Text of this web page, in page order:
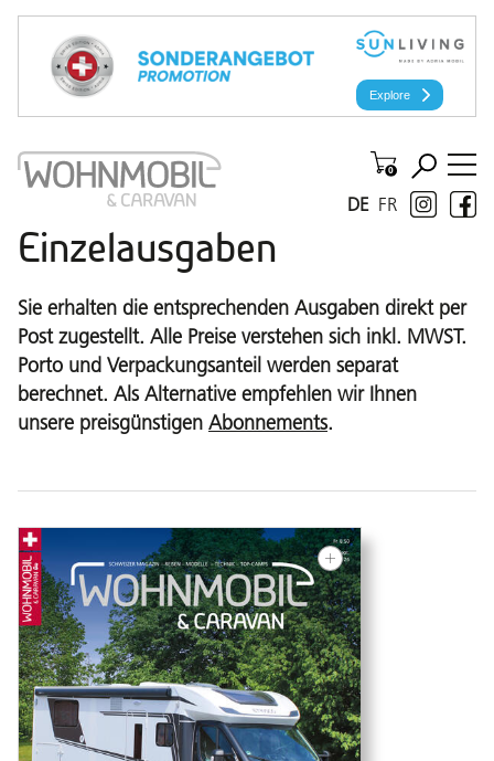
FR
DE
Einzelausgaben
Sie erhalten die entsprechenden Ausgaben direkt per
Post zugestellt. Alle Preise verstehen sich inkl. MWST.
Porto und Verpackungsanteil werden separat
berechnet. Als Alternative empfehlen wir Ihnen
unsere preisgünstigen Abonnements.